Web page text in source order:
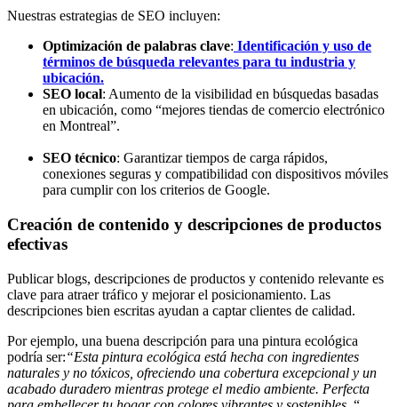
Nuestras estrategias de SEO incluyen:
Optimización de palabras clave: Identificación y uso de
términos de búsqueda relevantes para tu industria y
ubicación.
SEO local: Aumento de la visibilidad en búsquedas basadas
en ubicación, como “mejores tiendas de comercio electrónico
en Montreal”.
SEO técnico: Garantizar tiempos de carga rápidos,
conexiones seguras y compatibilidad con dispositivos móviles
para cumplir con los criterios de Google.
Creación de contenido y descripciones de productos
efectivas
Publicar blogs, descripciones de productos y contenido relevante es
clave para atraer tráfico y mejorar el posicionamiento. Las
descripciones bien escritas ayudan a captar clientes de calidad.
Por ejemplo, una buena descripción para una pintura ecológica
podría ser:“Esta pintura ecológica está hecha con ingredientes
naturales y no tóxicos, ofreciendo una cobertura excepcional y un
acabado duradero mientras protege el medio ambiente. Perfecta